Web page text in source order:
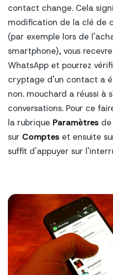
contact change. Cela
modification de la clé de
(par exemple lors de
smartphone), vous
WhatsApp et pourrez
cryptage d'un contact a
non. mouchard a réussi à
conversations. Pour ce
la rubrique Paramètres
sur Comptes et ensuite
suffit d'appuyer sur